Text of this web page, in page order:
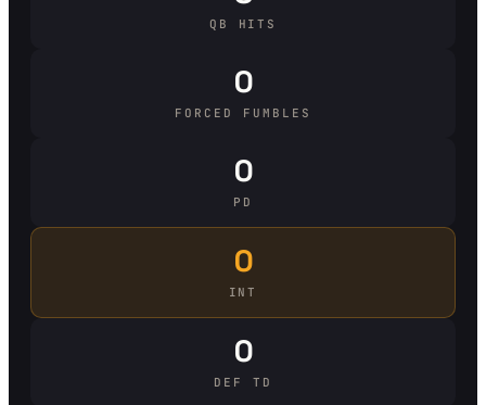
QB HITS
0
FORCED FUMBLES
0
PD
0
INT
0
DEF TD